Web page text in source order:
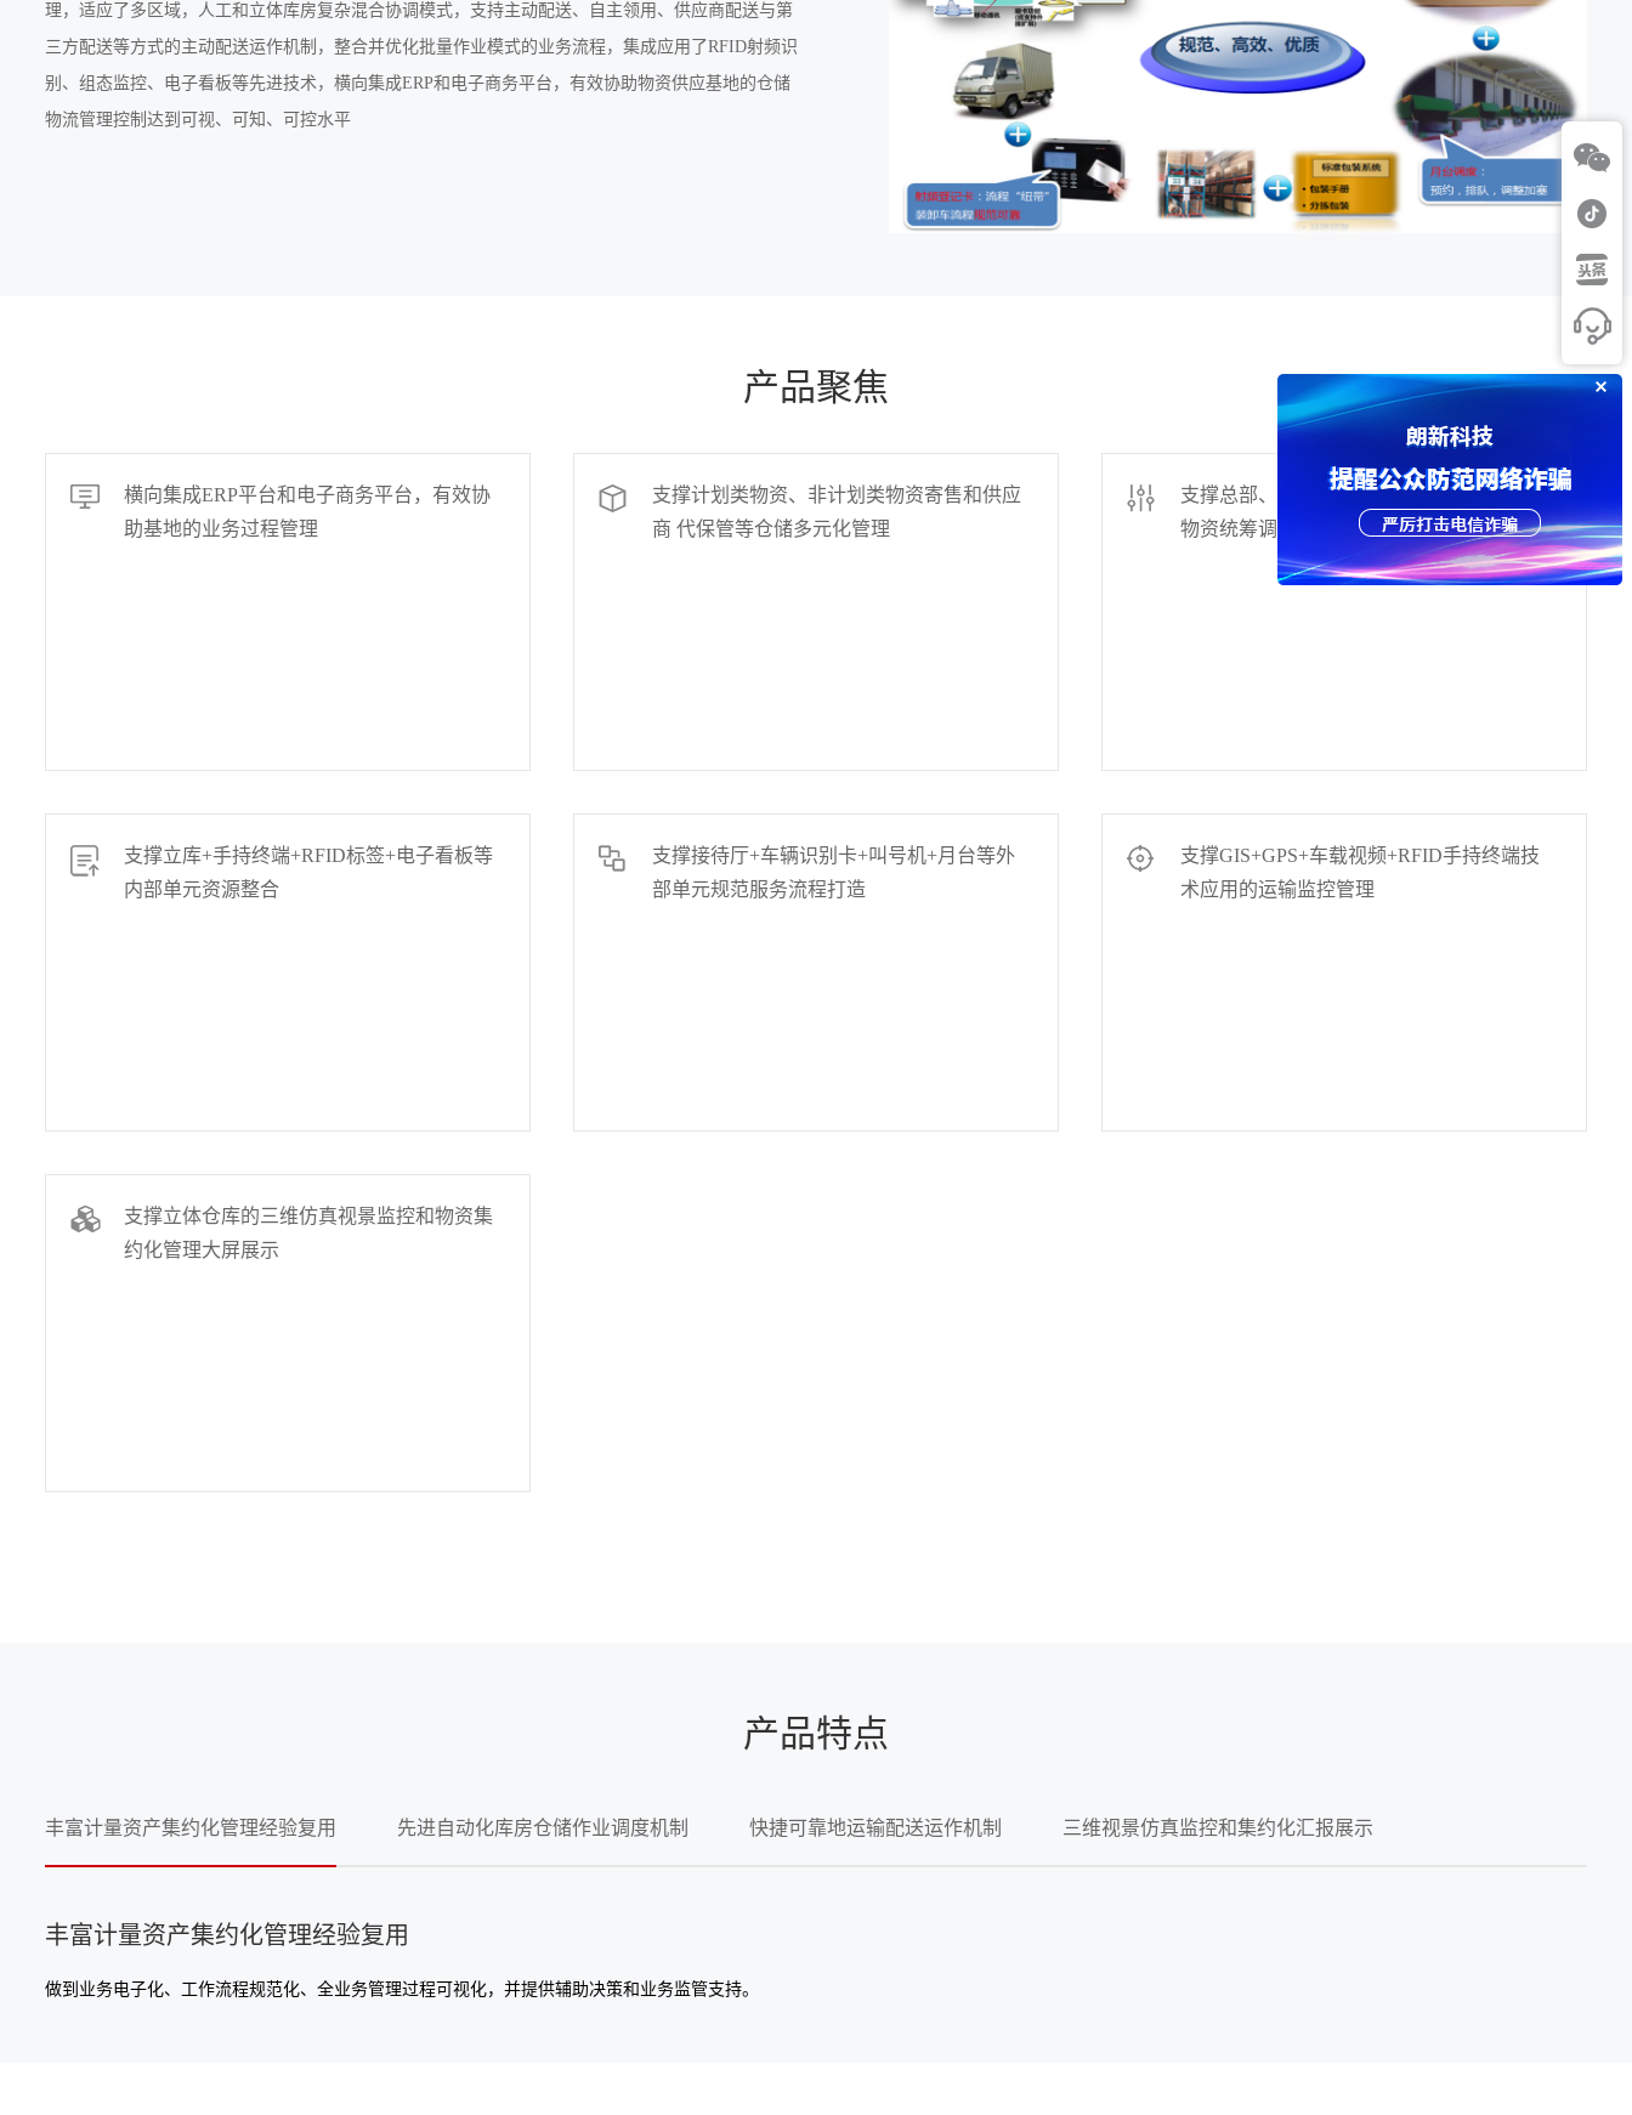
理，适应了多区域，人工和立体库房复杂混合协调模式，支持主动配送、自主领用、供应商配送与第
三方配送等方式的主动配送运作机制，整合并优化批量作业模式的业务流程，集成应用了RFID射频识
别、组态监控、电子看板等先进技术，横向集成ERP和电子商务平台，有效协助物资供应基地的仓储
物流管理控制达到可视、可知、可控水平
产品聚焦
横向集成ERP平台和电子商务平台，有效协
助基地的业务过程管理
支撑计划类物资、非计划类物资寄售和供应
商 代保管等仓储多元化管理
支撑总部、网省、地市的多级分布式仓储的
物资统筹调配服务管理
支撑立库+手持终端+RFID标签+电子看板等
内部单元资源整合
支撑接待厅+车辆识别卡+叫号机+月台等外
部单元规范服务流程打造
支撑GIS+GPS+车载视频+RFID手持终端技
术应用的运输监控管理
支撑立体仓库的三维仿真视景监控和物资集
约化管理大屏展示
产品特点
丰富计量资产集约化管理经验复用 先进自动化库房仓储作业调度机制 快捷可靠地运输配送运作机制 三维视景仿真监控和集约化汇报展示
丰富计量资产集约化管理经验复用
做到业务电子化、工作流程规范化、全业务管理过程可视化，并提供辅助决策和业务监管支持。